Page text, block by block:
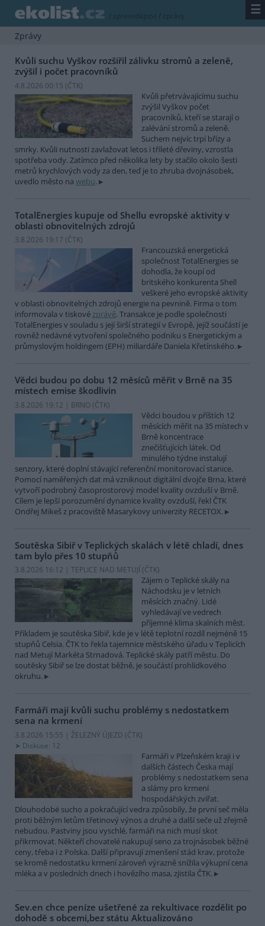
/ zpravodajství / zprávy ☰
Zprávy
Kvůli suchu Vyškov rozšířil zálivku stromů a zeleně,
zvýšil i počet pracovníků
4.8.2026 00:15 (ČTK)
Kvůli přetrvávajícímu suchu
zvýšil Vyškov počet
pracovníků, kteří se starají o
zalévání stromů a zeleně.
Suchem nejvíc trpí břízy a
smrky. Kvůli nutnosti zavlažovat letos i tříleté dřeviny, vzrostla
spotřeba vody. Zatímco před několika lety by stačilo okolo šesti
metrů krychlových vody za den, teď je to zhruba dvojnásobek,
uvedlo město na webu.
TotalEnergies kupuje od Shellu evropské aktivity v
oblasti obnovitelných zdrojů
3.8.2026 19:17 (ČTK)
Francouzská energetická
společnost TotalEnergies se
dohodla, že koupí od
britského konkurenta Shell
veškeré jeho evropské aktivity
v oblasti obnovitelných zdrojů energie na pevnině. Firma o tom
informovala v tiskovézprávě. Transakce je podle společnosti
TotalEnergies v souladu s její širší strategií v Evropě, jejíž součástí je
rovněž nedávné vytvoření společného podniku s Energetickým a
průmyslovým holdingem (EPH) miliardáře Daniela Křetínského.
Vědci budou po dobu 12 měsíců měřit v Brně na 35
místech emise škodlivin
3.8.2026 19:12 | BRNO (ČTK)
Vědci boudou v příštích 12
měsících měřit na 35 místech v
Brně koncentrace
znečišťujících látek. Od
minulého týdne instalují
senzory, které doplní stávající referenční monitorovací stanice.
Pomocí naměřených dat má vzniknout digitální dvojče Brna, které
vytvoří podrobný časoprostorový model kvality ovzduší v Brně.
Cílem je lepší porozumění dynamice kvality ovzduší, řekl ČTK
Ondřej Mikeš z pracoviště Masarykovy univerzity RECETOX.
Soutěska Sibiř v Teplických skalách v létě chladí, dnes
tam bylo přes 10 stupňů
3.8.2026 16:12 | TEPLICE NAD METUJÍ (ČTK)
Zájem o Teplické skály na
Náchodsku je v letních
měsících značný. Lidé
vyhledávají ve vedrech
příjemné klima skalních měst.
Příkladem je soutěska Sibiř, kde je v létě teplotní rozdíl nejméně 15
stupňů Celsia. ČTK to řekla tajemnice městského úřadu v Teplicích
nad Metují Markéta Strnadová. Teplické skály patří městu. Do
soutěsky Sibiř se lze dostat běžně, je součástí prohlídkového
okruhu.
Farmáři mají kvůli suchu problémy s nedostatkem
sena na krmení
3.8.2026 15:55 | ŽELEZNÝ ÚJEZD (ČTK)
Diskuse: 12
Farmáři v Plzeňském kraji i v
dalších částech Česka mají
problémy s nedostatkem sena
a slámy pro krmení
hospodářských zvířat.
Dlouhodobé sucho a pokračující vedra způsobily, že první seč měla
proti běžným letům třetinový výnos a druhé a další seče už zřejmě
nebudou. Pastviny jsou vyschlé, farmáři na nich musí skot
přikrmovat. Někteří chovatelé nakupují seno za trojnásobek běžné
ceny, třeba i z Polska. Další připravují zmenšení stád krav, protože
se kromě nedostatku krmení zároveň výrazně snížila výkupní cena
mléka a v posledních dnech i hovězího masa, zjistila ČTK.
Sev.en chce peníze ušetřené za rekultivace rozdělit po
dohodě s obcemi,bez státu Aktualizováno